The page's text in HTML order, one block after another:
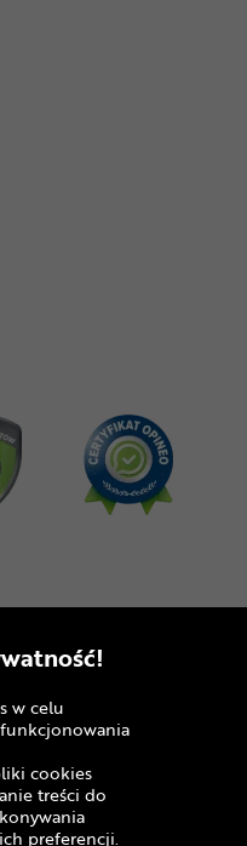
z
w celu
cookies
treści do
preferencji.